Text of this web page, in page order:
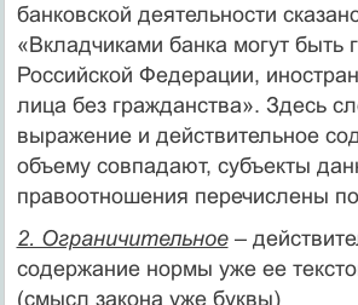
банковской деятельности
«Вкладчиками банка могут быть
Российской Федерации,
лица без гражданства». Здесь
выражение и действительное
объему совпадают, субъекты
правоотношения перечислены
2. Ограничительное–
содержание нормы уже ее
(смысл закона уже буквы)